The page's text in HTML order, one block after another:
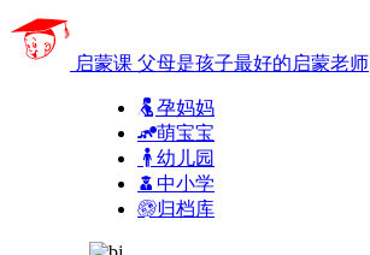
启蒙课 父母是孩子最好的启蒙老师
孕妈妈
萌宝宝
幼儿园
中小学
归档库